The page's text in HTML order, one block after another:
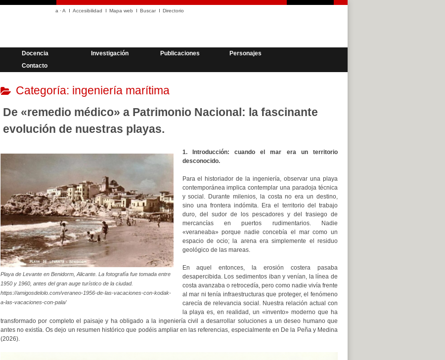
a ·A Accesibilidad Mapa web Buscar Directorio
Docencia Investigación Publicaciones
Personajes
Contacto
Categoría: ingeniería marítima
De «remedio médico» a Patrimonio Nacional: la fascinante
evolución de nuestras playas.
Playa de Levante en Benidorm, Alicante. La fotografía fue tomada entre
1950 y 1960, antes del gran auge turístico de la ciudad.
https://amigosdelolo.com/veraneo-1956-de-las-vacaciones-con-kodak-
a-las-vacaciones-con-pala/
1. Introducción: cuando el mar era un territorio
desconocido.
Para el historiador de la ingeniería, observar una playa
contemporánea implica contemplar una paradoja técnica
y social. Durante milenios, la costa no era un destino,
sino una frontera indómita. Era el territorio del trabajo
duro, del sudor de los pescadores y del trasiego de
mercancías en puertos rudimentarios. Nadie
«veraneaba» porque nadie concebía el mar como un
espacio de ocio; la arena era simplemente el residuo
geológico de las mareas.
En aquel entonces, la erosión costera pasaba
desapercibida. Los sedimentos iban y venían, la línea de
costa avanzaba o retrocedía, pero como nadie vivía frente
al mar ni tenía infraestructuras que proteger, el fenómeno
carecía de relevancia social. Nuestra relación actual con
la playa es, en realidad, un «invento» moderno que ha
transformado por completo el paisaje y ha obligado a la ingeniería civil a desarrollar soluciones a un deseo humano que
antes no existía. Os dejo un resumen histórico que podéis ampliar en las referencias, especialmente en De la Peña y Medina
(2026).